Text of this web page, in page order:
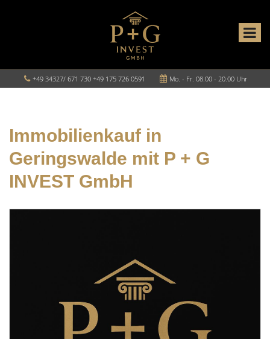
+49 34327/ 671 730 +49 175 726 0591 Mo. - Fr. 08.00 - 20.00 Uhr
Immobilienkauf in
Geringswalde mit P + G
INVEST GmbH